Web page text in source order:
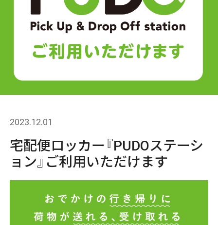
2023.12.01
宅配便ロッカー『PUDOステーシ
ョン』ご利用いただけます